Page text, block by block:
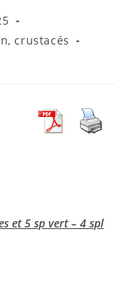
crustacés
et 5 sp vert – 4 spl